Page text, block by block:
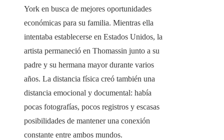
York en busca de mejores oportunidades
económicas para su familia. Mientras ella
intentaba establecerse en Estados Unidos, la
artista permaneció en Thomassin junto a su
padre y su hermana mayor durante varios
años. La distancia física creó también una
distancia emocional y documental: había
pocas fotografías, pocos registros y escasas
posibilidades de mantener una conexión
constante entre ambos mundos.